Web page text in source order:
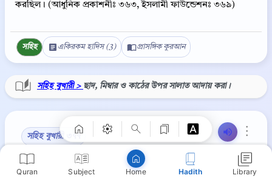
Quran Subject Home Hadith Library
করছিল। (আধুনিক প্রকাশনীঃ ৩৬৩, ইসলামী ফাউন্ডেশনঃ ৩৬৯)
সহিহ একিরকম হাদিস (3) প্রাসঙ্গিক কুরআন
সহিহ বুখারী > ছাদ, মিম্বার ও কাঠের উপর সালাত আদায় করা।
⋮
সহিহ বুখারী ৩৭৭
حَدَّثَنَا عَبْدُ اللَّهِ، قَالَ أَخْبَرَنَا مَالِكٌ، عَنْ إِسْحَاقَ بْنِ عَبْدِ اللَّهِ
Copy